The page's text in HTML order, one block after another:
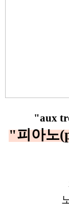
"aux
"피아노